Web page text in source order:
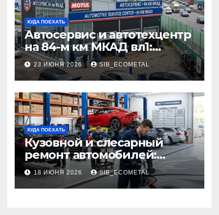
КУДА ПОЕХАТЬ
Автосервис и автотехцентр
на 84-м км МКАД вл1:
описание услуг и режим
работы
23 ИЮНЯ 2026 SIB_ECOMETAL
КУДА ПОЕХАТЬ
Кузовной и слесарный
ремонт автомобилей:
наличие оригинальных
запчастей производителя
и сроки выполнения работ
18 ИЮНЯ 2026 SIB_ECOMETAL